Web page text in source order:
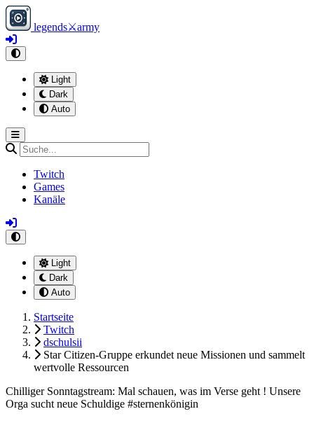
legends⚔army
Light
Dark
Auto
Twitch
Games
Kanäle
Light
Dark
Auto
Startseite
Twitch
dschulsii
Star Citizen-Gruppe erkundet neue Missionen und sammelt
wertvolle Ressourcen
Chilliger Sonntagstream: Mal schauen, was im Verse geht ! Unsere
Orga sucht neue Schuldige #sternenkönigin